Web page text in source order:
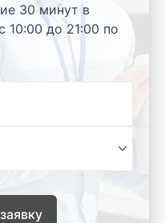
30 минут в
10:00 до 21:00 по